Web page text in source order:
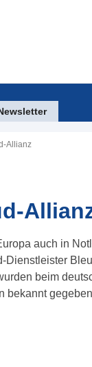
Allianz
auch in
Dienstleister
beim
bekannt